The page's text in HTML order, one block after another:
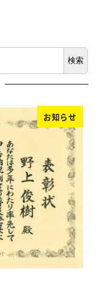
検索
お知らせ